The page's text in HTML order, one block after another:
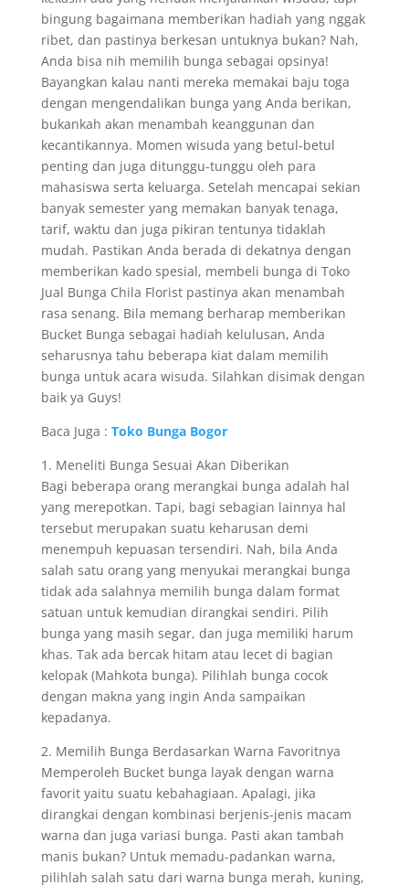
bingung bagaimana memberikan hadiah yang nggak
ribet, dan pastinya berkesan untuknya bukan? Nah,
Anda bisa nih memilih bunga sebagai opsinya!
Bayangkan kalau nanti mereka memakai baju toga
dengan mengendalikan bunga yang Anda berikan,
bukankah akan menambah keanggunan dan
kecantikannya. Momen wisuda yang betul-betul
penting dan juga ditunggu-tunggu oleh para
mahasiswa serta keluarga. Setelah mencapai sekian
banyak semester yang memakan banyak tenaga,
tarif, waktu dan juga pikiran tentunya tidaklah
mudah. Pastikan Anda berada di dekatnya dengan
memberikan kado spesial, membeli bunga di Toko
Jual Bunga Chila Florist pastinya akan menambah
rasa senang. Bila memang berharap memberikan
Bucket Bunga sebagai hadiah kelulusan, Anda
seharusnya tahu beberapa kiat dalam memilih
bunga untuk acara wisuda. Silahkan disimak dengan
baik ya Guys!
Baca Juga : Toko Bunga Bogor
1. Meneliti Bunga Sesuai Akan Diberikan
Bagi beberapa orang merangkai bunga adalah hal
yang merepotkan. Tapi, bagi sebagian lainnya hal
tersebut merupakan suatu keharusan demi
menempuh kepuasan tersendiri. Nah, bila Anda
salah satu orang yang menyukai merangkai bunga
tidak ada salahnya memilih bunga dalam format
satuan untuk kemudian dirangkai sendiri. Pilih
bunga yang masih segar, dan juga memiliki harum
khas. Tak ada bercak hitam atau lecet di bagian
kelopak (Mahkota bunga). Pilihlah bunga cocok
dengan makna yang ingin Anda sampaikan
kepadanya.
2. Memilih Bunga Berdasarkan Warna Favoritnya
Memperoleh Bucket bunga layak dengan warna
favorit yaitu suatu kebahagiaan. Apalagi, jika
dirangkai dengan kombinasi berjenis-jenis macam
warna dan juga variasi bunga. Pasti akan tambah
manis bukan? Untuk memadu-padankan warna,
pilihlah salah satu dari warna bunga merah, kuning,